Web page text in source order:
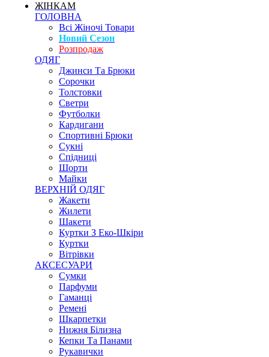
ЖІНКАМ
ГОЛОВНА
Всі Жіночі Товари
Новий Сезон
Розпродаж
ОДЯГ
Джинси Та Брюки
Сорочки
Толстовки
Светри
Футболки
Кардигани
Спортивні Брюки
Сукні
Спідниці
Шорти
Майки
ВЕРХНІЙ ОДЯГ
Жакети
Жилети
Шакети
Куртки З Еко-Шкіри
Куртки
Вітрівки
АКСЕСУАРИ
Сумки
Парфуми
Гаманці
Ремені
Шкарпетки
Нижня Білизна
Кепки Та Панами
Рукавички